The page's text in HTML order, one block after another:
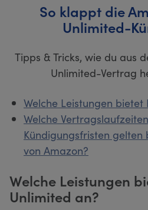
So klappt die
Unlimited-
Tipps & Tricks, wie du aus
Unlimited-Vertrag
Welche Leistungen bietet
Welche
Kündigungsfristen gelten
von Amazon?
Welche Leistungen
Unlimited an?